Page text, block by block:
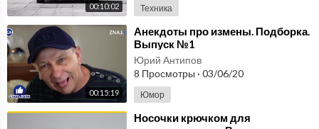
00:10:02 Техника
00:15:19
⁣Анекдоты про измены. Подборка.
Выпуск №1
Юрий Антипов
8 Просмотры · 03/06/20
Юмор
⁣Носочки крючком для